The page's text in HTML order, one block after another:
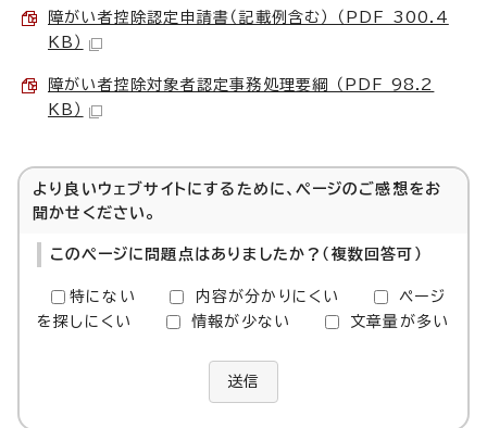
障がい者控除認定申請書（記載例含む） （PDF 300.4
KB）
障がい者控除対象者認定事務処理要綱 （PDF 98.2
KB）
より良いウェブサイトにするために、ページのご感想をお
聞かせください。
このページに問題点はありましたか？（複数回答可）
特にない 内容が分かりにくい
ページ
を探しにくい
情報が少ない 文章量が多い
送信